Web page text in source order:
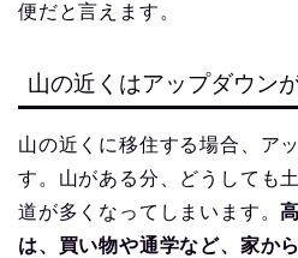
便だと言えます。
山の近くはアップダウン
山の近くに移住する場合、ア
す。山がある分、どうしても
道が多くなってしまいます。
は、買い物や通学など、家か